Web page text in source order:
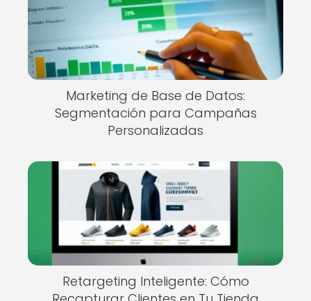
Marketing de Base de Datos:
Segmentación para Campañas
Personalizadas
Retargeting Inteligente: Cómo